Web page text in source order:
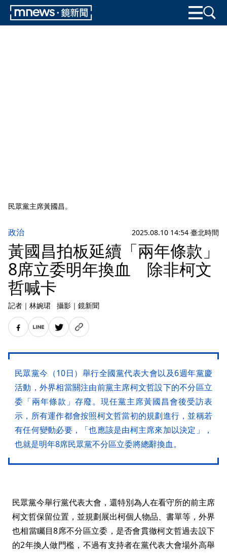
民眾黨主席黃國昌。
政治 2025.08.10 14:54 臺北時間
黃國昌拍板延續「兩年條款」
8席立委明年換血 除非柯文
哲喊卡
記者 ｜ 林婉珺 攝影 ｜ 鏡新聞
民眾黨今（10日）舉行全國黨代表大會以及6週年黨慶
活動，外界相當關注由前黨主席柯文哲設下的不分區立
委「兩年條款」存廢。現任黨主席黃國昌會後受訪表
示，所有運作都會按照柯文哲當初的規劃進行，並稱若
有任何變動必要，「也應該是由柯主席來加以決定」，
也就是明年8席民眾黨不分區立委將總辭換血。
民眾黨今舉行黨代表大會，還特別為人在看守所的前主席
柯文哲保留位置，並規劃展出柯個人物品、書單等，外界
也相當矚目8席不分區立委，是否會貫徹柯文哲過去設下
的2年換人做門檻，不過有支持者在黨代表大會場外高舉